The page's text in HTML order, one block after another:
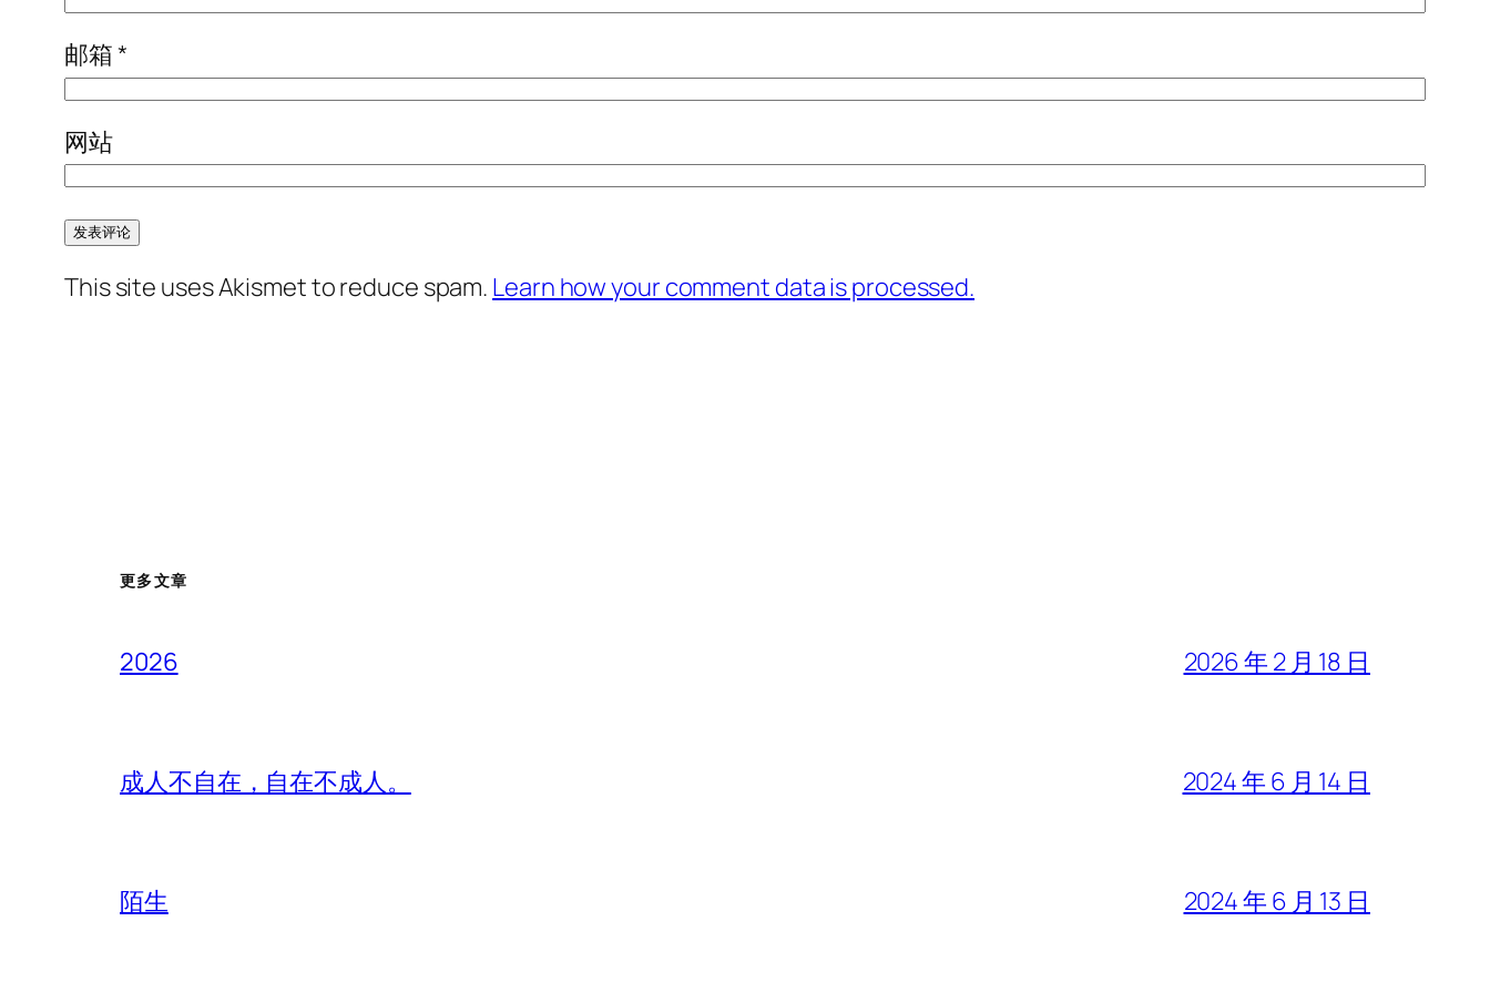
邮箱*
网站
This site uses Akismet to reduce spam. Learn how your comment data is processed.
更多文章
2026 2026 年 2 月 18 日
成人不自在，自在不成人。 2024 年 6 月 14 日
陌生 2024 年 6 月 13 日